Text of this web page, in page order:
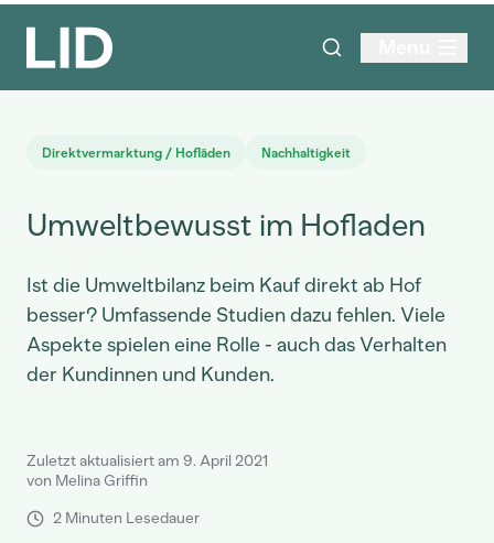
Direktvermarktung / Hofläden Nachhaltigkeit
Umweltbewusst im Hofladen
Ist die Umweltbilanz beim Kauf direkt ab Hof
besser? Umfassende Studien dazu fehlen. Viele
Aspekte spielen eine Rolle - auch das Verhalten
der Kundinnen und Kunden.
Zuletzt aktualisiert am 9. April 2021
von Melina Griffin
2 Minuten Lesedauer